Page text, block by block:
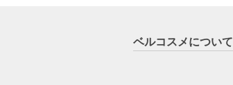
ベルコスメについて